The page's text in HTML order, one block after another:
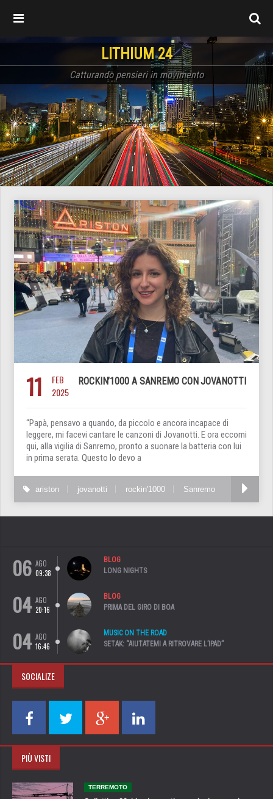
LITHIUM 24
Catturando pensieri in movimento
11
FEB
2025
ROCKIN’1000 A SANREMO CON JOVANOTTI
“Papà, pensavo a quando, da piccolo e ancora incapace di
leggere, mi facevi cantare le canzoni di Jovanotti. E ora eccomi
qui, alla vigilia di Sanremo, pronto a suonare la batteria con lui
in prima serata. Questo lo devo a
ariston jovanotti rockin'1000 Sanremo
06 AGO
09:38
BLOG
LONG NIGHTS
04 AGO
20:16
BLOG
PRIMA DEL GIRO DI BOA
04 AGO
16:46
MUSIC ON THE ROAD
SETAK: “AIUTATEMI A RITROVARE L’IPAD”
SOCIALIZE
PIÙ VISTI
TERREMOTO